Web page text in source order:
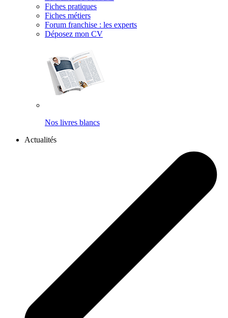
Fiches pratiques
Fiches métiers
Forum franchise : les experts
Déposez mon CV
Nos livres blancs
Actualités